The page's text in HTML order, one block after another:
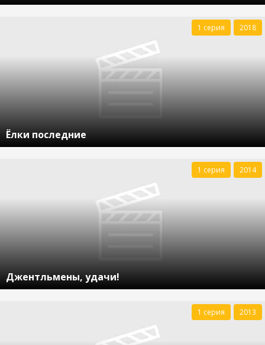
Ёлки последние
1 серия 2018
Джентльмены, удачи!
1 серия 2014
1 серия 2013